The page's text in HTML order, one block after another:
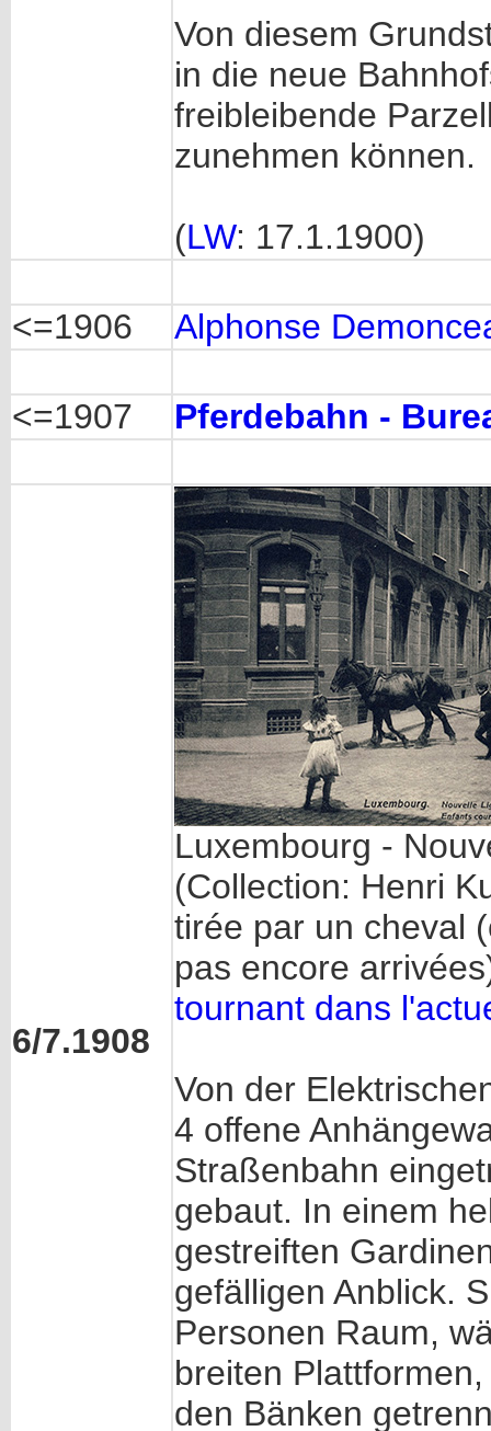
Von diesem
in die neue
freibleibende
zunehmen können.
(LW: 17.1.1900)
<=1906 Alphonse
<=1907 Pferdebahn -
6/7.1908
Luxembourg -
(Collection: Henri
tirée par un cheval
pas encore
tournant dans
Von der
4 offene
Straßenbahn
gebaut. In einem
gestreiften
gefälligen Anblick.
Personen Raum,
breiten
den Bänken